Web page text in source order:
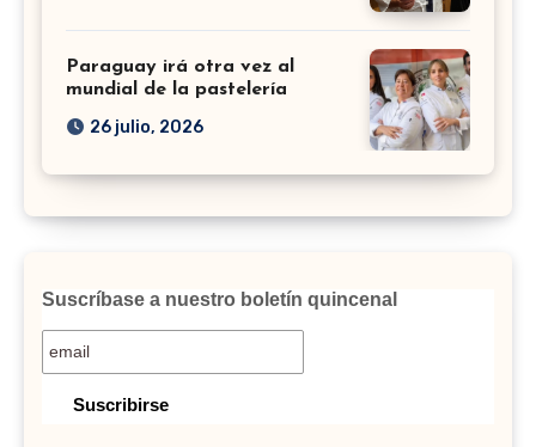
Paraguay irá otra vez al
mundial de la pastelería
26 julio, 2026
Suscríbase a nuestro boletín quincenal